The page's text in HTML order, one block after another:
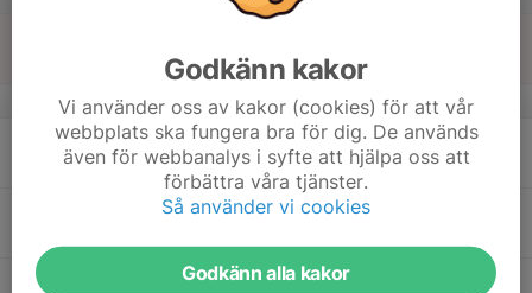
Sjögemagasinet
v.47
17:30
19:00
Träningsgrupp-Guld BT - Träningsgrupp
Sjögemagasinet
19 Onsdag - Silver BT - Träningsgrupp
Godkänn kakor
Vi använder oss av kakor (cookies) för att vår
webbplats ska fungera bra för dig. De används
även för webbanalys i syfte att hjälpa oss att
förbättra våra tjänster.
Så använder vi cookies
Godkänn alla kakor